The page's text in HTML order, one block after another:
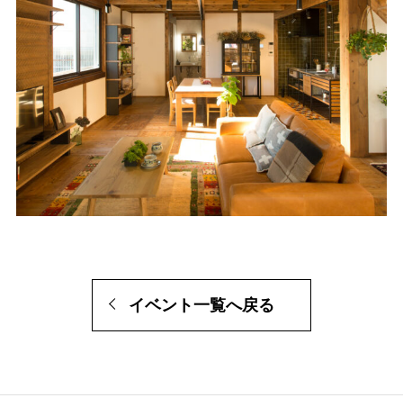
イベント一覧へ戻る